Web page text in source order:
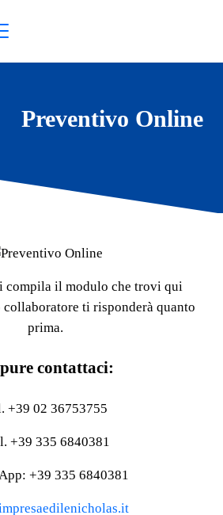
Menu
Preventivo Online
compila il modulo che trovi qui
collaboratore ti risponderà quanto
prima.
contattaci:
+39 02 36753755
+39 335 6840381
+39 335 6840381